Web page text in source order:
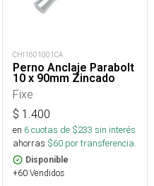
CHI1601001CA
Perno Anclaje Parabolt
10 x 90mm Zincado
Fixe
$ 1.400
en 6cuotas de $233 sin interés
ahorras $60 por transferencia.
Disponible
+60 Vendidos